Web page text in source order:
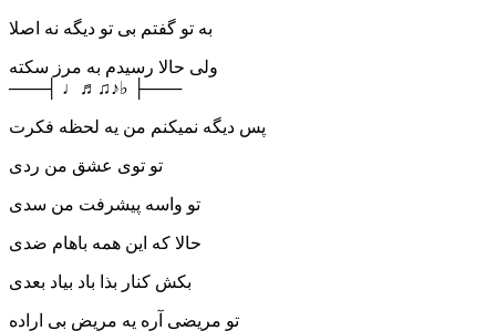
به تو گفتم بی تو دیگه نه اصلا
ولی حالا رسیدم به مرز سکته
───┤ ♩♬♫♪♭ ├───
پس دیگه نمیکنم من یه لحظه فکرت
تو توی عشق من ردی
تو واسه پیشرفت من سدی
حالا که این همه باهام ضدی
بکش کنار بذا باد بیاد بعدی
تو مریضی آره یه مریض بی اراده